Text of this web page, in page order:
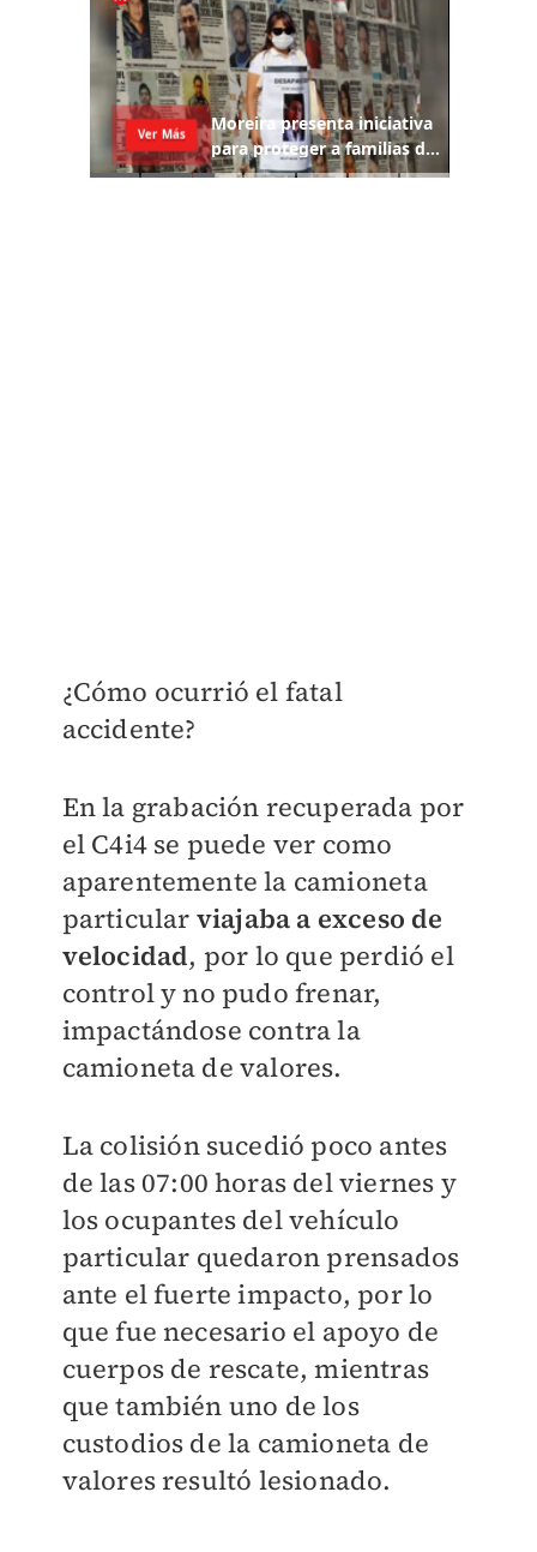
¿Cómo ocurrió el fatal
accidente?
En la grabación recuperada por
el C4i4 se puede ver como
aparentemente la camioneta
particular viajaba a exceso de
velocidad, por lo que perdió el
control y no pudo frenar,
impactándose contra la
camioneta de valores.
La colisión sucedió poco antes
de las 07:00 horas del viernes y
los ocupantes del vehículo
particular quedaron prensados
ante el fuerte impacto, por lo
que fue necesario el apoyo de
cuerpos de rescate, mientras
que también uno de los
custodios de la camioneta de
valores resultó lesionado.